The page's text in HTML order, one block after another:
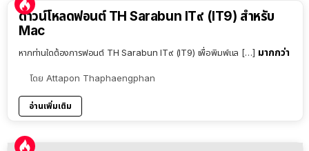
ดาวน์โหลดฟอนต์ TH Sarabun IT๙ (IT9) สำหรับ
Mac
หากท่านใดต้องการฟอนต์ TH Sarabun IT๙ (IT9) เพื่อพิมพ์แล […] มากกว่า
โดย Attapon Thaphaengphan
อ่านเพิ่มเติม